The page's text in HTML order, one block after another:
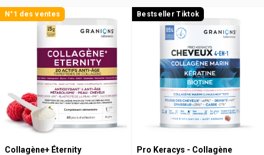
N°1 des ventes
Collagène+ Éternity
Bestseller Tiktok
Pro Keracys - Collagène